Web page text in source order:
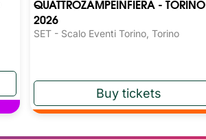
QUATTROZAMPEINFIERA - TORINO
2026
SET - Scalo Eventi Torino, Torino